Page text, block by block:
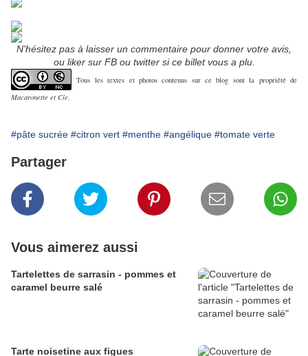
N'hésitez pas à laisser un commentaire pour donner votre avis,
ou liker sur FB ou twitter si ce billet vous a plu.
Tous les textes et photos contenus sur ce blog sont la propriété de
Macaronette et Cie.
#pâte sucrée #citron vert #menthe #angélique #tomate verte
Partager
Vous aimerez aussi
Tartelettes de sarrasin - pommes et
caramel beurre salé
Tarte noisetine aux figues